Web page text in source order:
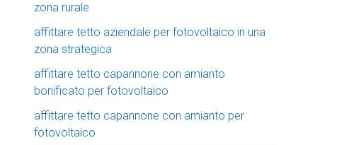
zona rurale
affittare tetto aziendale per fotovoltaico in una
zona strategica
affittare tetto capannone con amianto
bonificato per fotovoltaico
affittare tetto capannone con amianto per
fotovoltaico